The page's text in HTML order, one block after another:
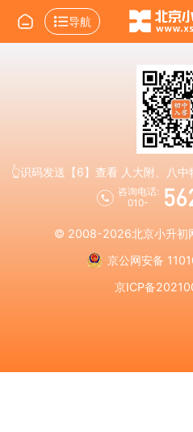
导航
👆识码发送【6】查看 人大附、八
咨询电话:
010-
© 2008-2026北京小升初
京公网安备
京ICP备